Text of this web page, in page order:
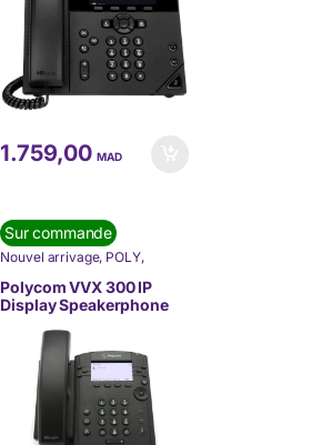
1.759,00MAD
Sur commande
Nouvel arrivage, POLY,
SOLUTION DE
COMMUNICATION,
TÉLÉPHONIE ,Téléphonie IP
(VoIP)
Polycom VVX 300 IP
Display Speakerphone